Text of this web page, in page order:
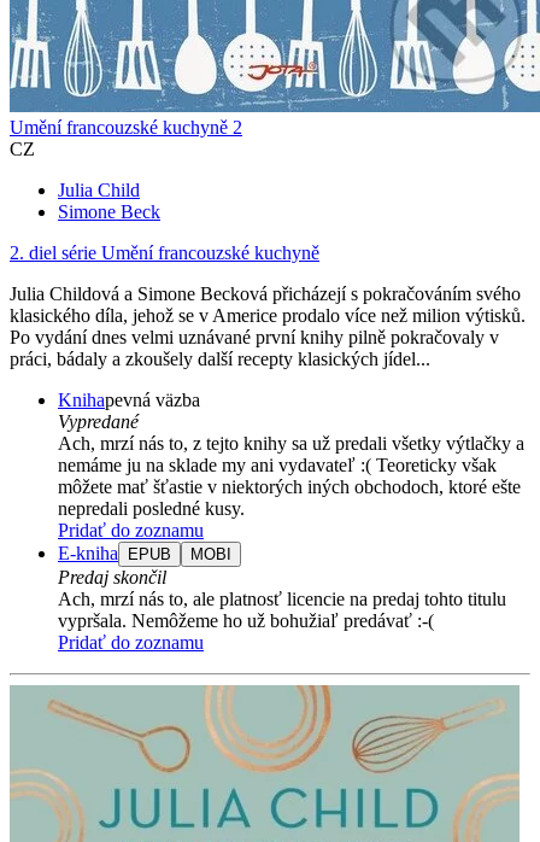
Umění francouzské kuchyně 2
CZ
Julia Child
Simone Beck
2. diel série Umění francouzské kuchyně
Julia Childová a Simone Becková přicházejí s pokračováním svého
klasického díla, jehož se v Americe prodalo více než milion výtisků.
Po vydání dnes velmi uznávané první knihy pilně pokračovaly v
práci, bádaly a zkoušely další recepty klasických jídel...
Knihapevná väzba
Vypredané
Ach, mrzí nás to, z tejto knihy sa už predali všetky výtlačky a
nemáme ju na sklade my ani vydavateľ :( Teoreticky však
môžete mať šťastie v niektorých iných obchodoch, ktoré ešte
nepredali posledné kusy.
Pridať do zoznamu
E-kniha
EPUB MOBI
Predaj skončil
Ach, mrzí nás to, ale platnosť licencie na predaj tohto titulu
vypršala. Nemôžeme ho už bohužiaľ predávať :-(
Pridať do zoznamu